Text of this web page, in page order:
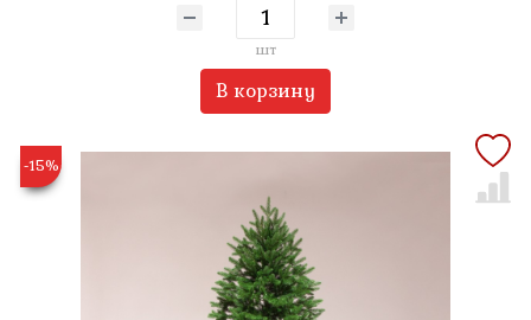
шт
В корзину
-15%